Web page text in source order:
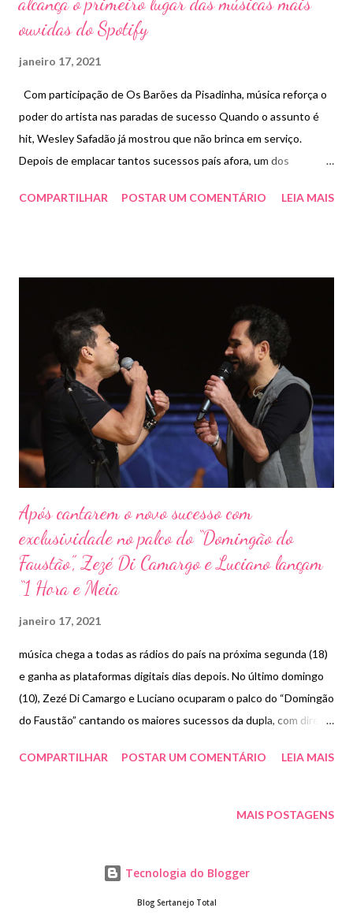
ouvidas do Spotify
janeiro 17, 2021
Com participação de Os Barões da Pisadinha, música reforça o
poder do artista nas paradas de sucesso Quando o assunto é
hit, Wesley Safadão já mostrou que não brinca em serviço.
Depois de emplacar tantos sucessos país afora, um dos
ao topo do Spotify com “Ele é Ele, Eu Sou Eu”, música que tem
músicas entre as 200 mais tocadas durante os últimos tempos.
“Último Beijo”, “Não Valeu”, “Despedida”, “Beijo das Galáxias”,
“Isca” e “Confidencial” completam os hits mais tocados com a
voz do cantor. Composição de Dyeguinho Silva, Fábio
Garrafinha, Lucas Almeida e Rod Bala, “Ele é Ele, Eu Sou Eu” está
rodando o Brasil há 2 meses e faz parte do álbum “Safadão
Amplificado”, mais rec...
COMPARTILHAR POSTAR UM COMENTÁRIO LEIA MAIS
Após cantarem o novo sucesso com
exclusividade no palco do “Domingão do
Faustão”, Zezé Di Camargo e Luciano lançam
“1 Hora e Meia
janeiro 17, 2021
música chega a todas as rádios do país na próxima segunda (18)
e ganha as plataformas digitais dias depois. No último domingo
(10), Zezé Di Camargo e Luciano ocuparam o palco do “Domingão
do Faustão” cantando os maiores sucessos da dupla, com direito
mão de “1 Hora e Meia”, nova música dos irmãos. A moda
segunda-feira (18), para desembarcar nas plataformas digitais no
vez, já nos encantamos, afinal, faz parte da nossa essência, de
quem somos. Crescemos assim, rodeados por músicas como
COMPARTILHAR POSTAR UM COMENTÁRIO LEIA MAIS
MAIS POSTAGENS
Tecnologia do Blogger
Blog Sertanejo Total